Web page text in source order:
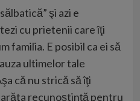
şi azi e
cu prietenii care îţi
familia. E posibil ca ei să
ultimelor tale
că nu strică să îţi
recunoştinţă pentru